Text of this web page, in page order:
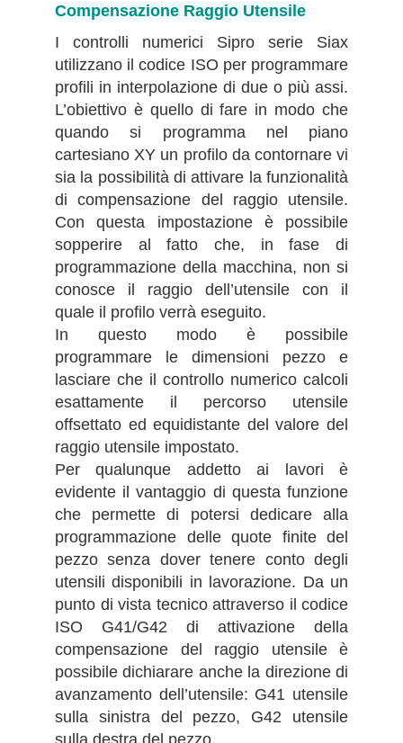
Compensazione Raggio Utensile
I controlli numerici Sipro serie Siax
utilizzano il codice ISO per programmare
profili in interpolazione di due o più assi.
L’obiettivo è quello di fare in modo che
quando si programma nel piano
cartesiano XY un profilo da contornare vi
sia la possibilità di attivare la funzionalità
di compensazione del raggio utensile.
Con questa impostazione è possibile
sopperire al fatto che, in fase di
programmazione della macchina, non si
conosce il raggio dell’utensile con il
quale il profilo verrà eseguito.
In questo modo è possibile
programmare le dimensioni pezzo e
lasciare che il controllo numerico calcoli
esattamente il percorso utensile
offsettato ed equidistante del valore del
raggio utensile impostato.
Per qualunque addetto ai lavori è
evidente il vantaggio di questa funzione
che permette di potersi dedicare alla
programmazione delle quote finite del
pezzo senza dover tenere conto degli
utensili disponibili in lavorazione. Da un
punto di vista tecnico attraverso il codice
ISO G41/G42 di attivazione della
compensazione del raggio utensile è
possibile dichiarare anche la direzione di
avanzamento dell’utensile: G41 utensile
sulla sinistra del pezzo, G42 utensile